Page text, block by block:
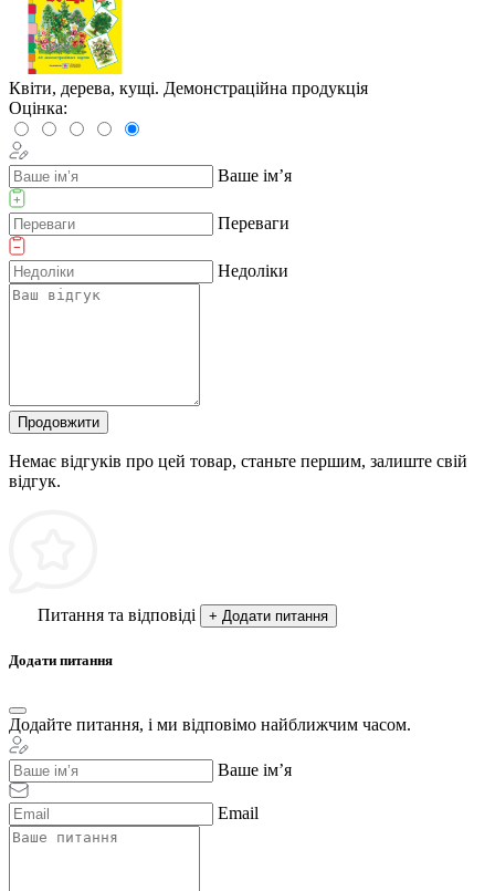
Квіти, дерева, кущі. Демонстраційна продукція
Оцінка:
Ваше ім’я
Переваги
Недоліки
Продовжити
Немає відгуків про цей товар, станьте першим, залиште свій
відгук.
Питання та відповіді + Додати питання
Додати питання
Додайте питання, і ми відповімо найближчим часом.
Ваше ім’я
Email